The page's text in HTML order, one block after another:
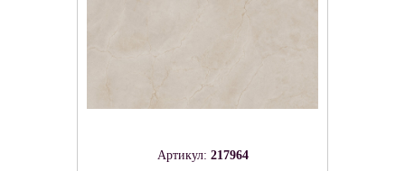
Артикул: 217964